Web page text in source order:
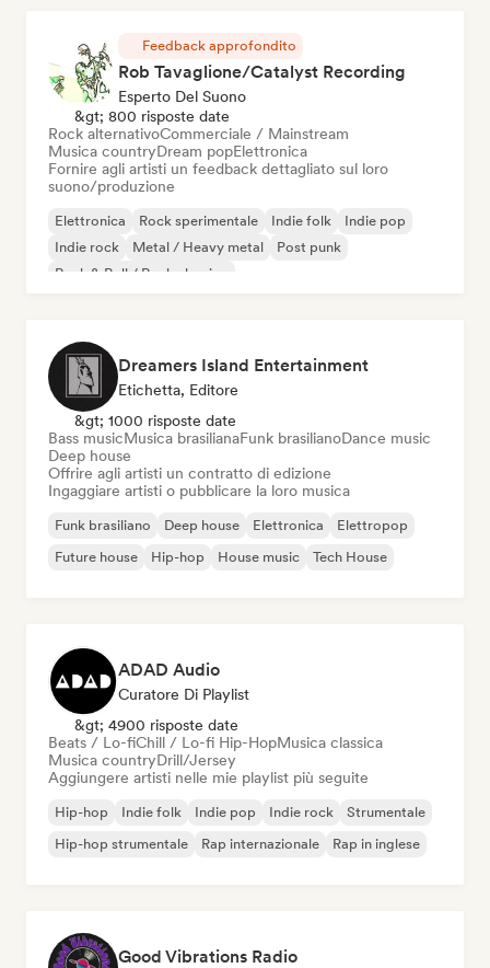
Feedback approfondito
Rob Tavaglione/Catalyst Recording
Esperto Del Suono
&gt; 800 risposte date
Rock alternativoCommerciale / Mainstream
Musica countryDream popElettronica
Fornire agli artisti un feedback dettagliato sul loro
suono/produzione
Elettronica Rock sperimentale Indie folk
Indie pop
Indie rock
Metal / Heavy metal
Post punk
Rock & Roll / Rock classico
Dreamers Island Entertainment
Etichetta, Editore
&gt; 1000 risposte date
Bass musicMusica brasilianaFunk brasilianoDance music
Deep house
Offrire agli artisti un contratto di edizione
Ingaggiare artisti o pubblicare la loro musica
Funk brasiliano Deep house Elettronica
Elettropop
Future house
Hip-hop House music Tech House
ADAD Audio
Curatore Di Playlist
&gt; 4900 risposte date
Beats / Lo-fiChill / Lo-fi Hip-HopMusica classica
Musica countryDrill/Jersey
Aggiungere artisti nelle mie playlist più seguite
Hip-hop Indie folk Indie pop Indie rock
Strumentale
Hip-hop strumentale
Rap internazionale Rap in inglese
Good Vibrations Radio